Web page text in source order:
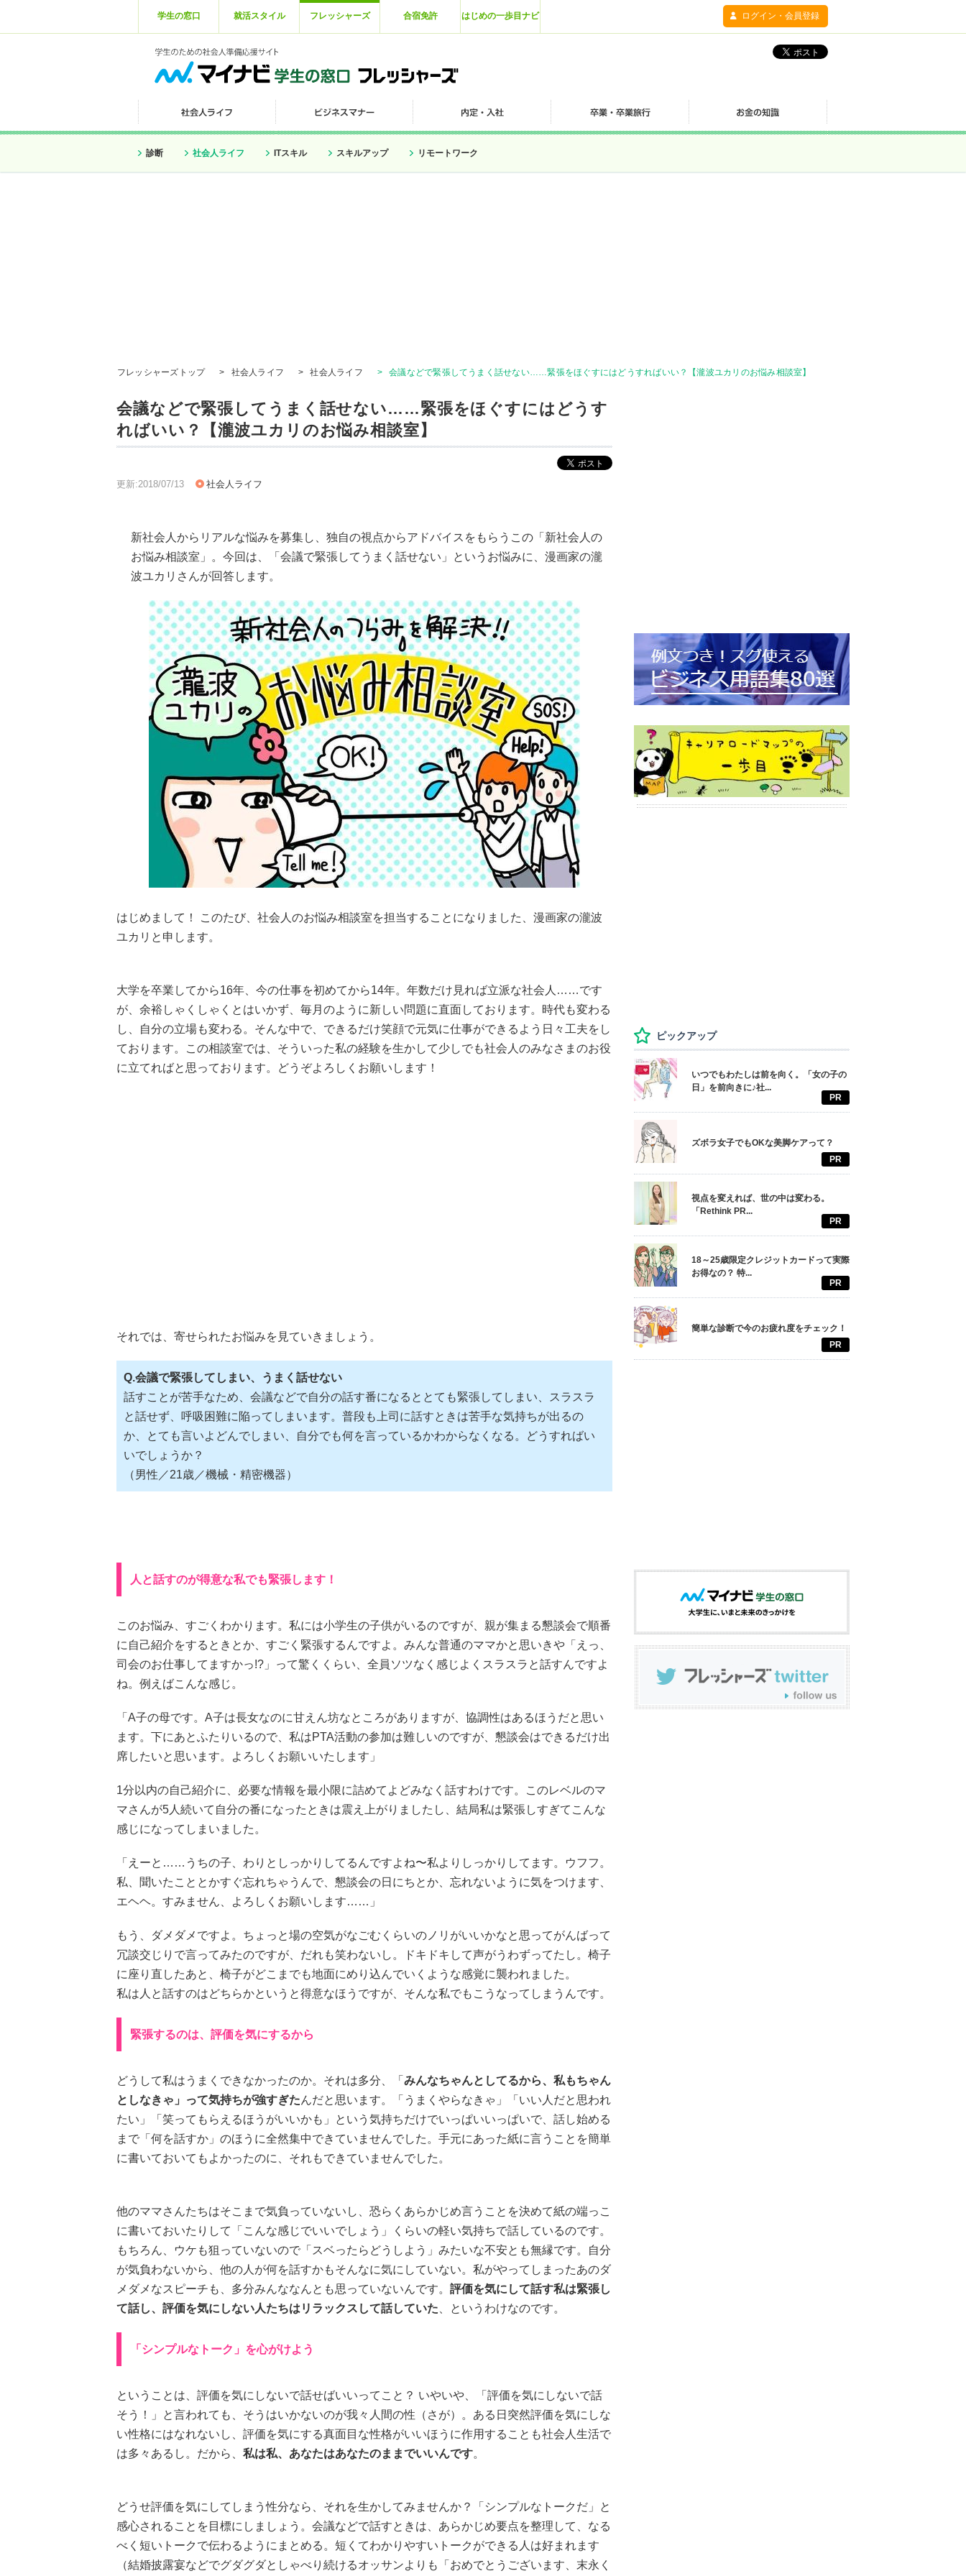
学生の窓口 就活スタイル フレッシャーズ 合宿免許 はじめの一歩目ナビ ログイン・会員登録
診断 社会人ライフ ITスキル スキルアップ リモートワーク
フレッシャーズトップ > 社会人ライフ > 社会人ライフ > 会議などで緊張してうまく話せない……緊張をほぐすにはどうすればいい？【瀧波ユカリのお悩み相談室】
会議などで緊張してうまく話せない……緊張をほぐすにはどうす
ればいい？【瀧波ユカリのお悩み相談室】
更新:2018/07/13 社会人ライフ
新社会人からリアルな悩みを募集し、独自の視点からアドバイスをもらうこの「新社会人の
お悩み相談室」。今回は、「会議で緊張してうまく話せない」というお悩みに、漫画家の瀧
波ユカリさんが回答します。
はじめまして！ このたび、社会人のお悩み相談室を担当することになりました、漫画家の瀧波
ユカリと申します。
大学を卒業してから16年、今の仕事を初めてから14年。年数だけ見れば立派な社会人……です
が、余裕しゃくしゃくとはいかず、毎月のように新しい問題に直面しております。時代も変わる
し、自分の立場も変わる。そんな中で、できるだけ笑顔で元気に仕事ができるよう日々工夫をし
ております。この相談室では、そういった私の経験を生かして少しでも社会人のみなさまのお役
に立てればと思っております。どうぞよろしくお願いします！
それでは、寄せられたお悩みを見ていきましょう。
Q.会議で緊張してしまい、うまく話せない
話すことが苦手なため、会議などで自分の話す番になるととても緊張してしまい、スラスラ
と話せず、呼吸困難に陥ってしまいます。普段も上司に話すときは苦手な気持ちが出るの
か、とても言いよどんでしまい、自分でも何を言っているかわからなくなる。どうすればい
いでしょうか？
（男性／21歳／機械・精密機器）
人と話すのが得意な私でも緊張します！
このお悩み、すごくわかります。私には小学生の子供がいるのですが、親が集まる懇談会で順番
に自己紹介をするときとか、すごく緊張するんですよ。みんな普通のママかと思いきや「えっ、
司会のお仕事してますかっ!?」って驚くくらい、全員ソツなく感じよくスラスラと話すんですよ
ね。例えばこんな感じ。
「A子の母です。A子は長女なのに甘えん坊なところがありますが、協調性はあるほうだと思い
ます。下にあとふたりいるので、私はPTA活動の参加は難しいのですが、懇談会はできるだけ出
席したいと思います。よろしくお願いいたします」
1分以内の自己紹介に、必要な情報を最小限に詰めてよどみなく話すわけです。このレベルのマ
マさんが5人続いて自分の番になったときは震え上がりましたし、結局私は緊張しすぎてこんな
感じになってしまいました。
「えーと……うちの子、わりとしっかりしてるんですよね〜私よりしっかりしてます。ウフフ。
私、聞いたこととかすぐ忘れちゃうんで、懇談会の日にちとか、忘れないように気をつけます、
エヘヘ。すみません、よろしくお願いします……」
もう、ダメダメですよ。ちょっと場の空気がなごむくらいのノリがいいかなと思ってがんばって
冗談交じりで言ってみたのですが、だれも笑わないし。ドキドキして声がうわずってたし。椅子
に座り直したあと、椅子がどこまでも地面にめり込んでいくような感覚に襲われました。
私は人と話すのはどちらかというと得意なほうですが、そんな私でもこうなってしまうんです。
緊張するのは、評価を気にするから
どうして私はうまくできなかったのか。それは多分、「 みんなちゃんとしてるから、私もちゃん
としなきゃ」って気持ちが強すぎたんだと思います。「うまくやらなきゃ」「いい人だと思われ
たい」「笑ってもらえるほうがいいかも」という気持ちだけでいっぱいいっぱいで、話し始める
まで「何を話すか」のほうに全然集中できていませんでした。手元にあった紙に言うことを簡単
に書いておいてもよかったのに、それもできていませんでした。
他のママさんたちはそこまで気負っていないし、恐らくあらかじめ言うことを決めて紙の端っこ
に書いておいたりして「こんな感じでいいでしょう」くらいの軽い気持ちで話しているのです。
もちろん、ウケも狙っていないので「スベったらどうしよう」みたいな不安とも無縁です。自分
が気負わないから、他の人が何を話すかもそんなに気にしていない。私がやってしまったあのダ
メダメなスピーチも、多分みんななんとも思っていないんです。 評価を気にして話す私は緊張し
て話し、評価を気にしない人たちはリラックスして話していた 、というわけなのです。
「シンプルなトーク」を心がけよう
ということは、評価を気にしないで話せばいいってこと？ いやいや、「評価を気にしないで話
そう！」と言われても、そうはいかないのが我々人間の性（さが）。ある日突然評価を気にしな
い性格にはなれないし、評価を気にする真面目な性格がいいほうに作用することも社会人生活で
は多々あるし。だから、 私は私、あなたはあなたのままでいいんです。
どうせ評価を気にしてしまう性分なら、それを生かしてみませんか？「シンプルなトークだ」と
感心されることを目標にしましょう。会議などで話すときは、あらかじめ要点を整理して、なる
べく短いトークで伝わるようにまとめる。短くてわかりやすいトークができる人は好まれます
（結婚披露宴などでグダグダとしゃべり続けるオッサンよりも「おめでとうございます、末永く
ピックアップ
いつでもわたしは前を向く。「女の子の
日」を前向きに♪社...
PR
ズボラ女子でもOKな美脚ケアって？
PR
視点を変えれば、世の中は変わる。
「Rethink PR...
PR
18～25歳限定クレジットカードって実際
お得なの？ 特...
PR
簡単な診断で今のお疲れ度をチェック！
PR